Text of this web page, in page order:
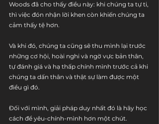
Woods đã cho thấy điều này: khi chúng ta tự ti,
thì việc đón nhận lời khen còn khiến chúng ta
cảm thấy tệ hơn.
Và khi đó, chúng ta cũng sẽ thu mình lại trước
những cơ hội, hoài nghi và ngờ vực bản thân,
tự đánh giá và hạ thấp chính mình trước cả khi
chúng ta dấn thân và thật sự làm được một
điều gì đó.
Đối với mình, giải pháp duy nhất đó là hãy học
cách để yêu-chính-mình hơn một chút.